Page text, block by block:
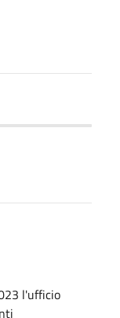
l'ufficio